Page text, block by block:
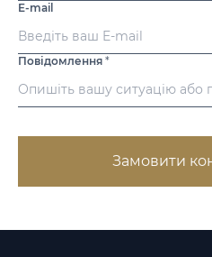
E-mail
Повідомлення *
Замовити